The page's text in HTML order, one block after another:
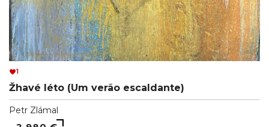
1
Žhavé léto (Um verão escaldante)
Petr Zlámal